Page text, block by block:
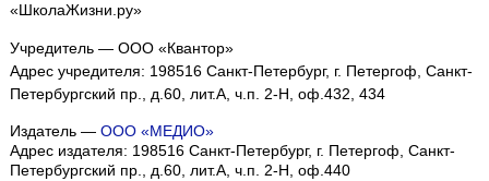
«ШколаЖизни.ру»
Учредитель — ООО «Квантор»
Адрес учредителя: 198516 Санкт-Петербург, г. Петергоф, Санкт-
Петербургский пр., д.60, лит.А, ч.п. 2-Н, оф.432, 434
Издатель — ООО «МЕДИО»
Адрес издателя: 198516 Санкт-Петербург, г. Петергоф, Санкт-
Петербургский пр., д.60, лит.А, ч.п. 2-Н, оф.440